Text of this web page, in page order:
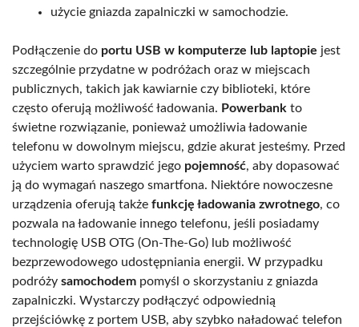
użycie gniazda zapalniczki w samochodzie.
Podłączenie do portu USB w komputerze lub laptopie jest
szczególnie przydatne w podróżach oraz w miejscach
publicznych, takich jak kawiarnie czy biblioteki, które
często oferują możliwość ładowania. Powerbank to
świetne rozwiązanie, ponieważ umożliwia ładowanie
telefonu w dowolnym miejscu, gdzie akurat jesteśmy. Przed
użyciem warto sprawdzić jego pojemność, aby dopasować
ją do wymagań naszego smartfona. Niektóre nowoczesne
urządzenia oferują także funkcję ładowania zwrotnego, co
pozwala na ładowanie innego telefonu, jeśli posiadamy
technologię USB OTG (On-The-Go) lub możliwość
bezprzewodowego udostępniania energii. W przypadku
podróży samochodem pomyśl o skorzystaniu z gniazda
zapalniczki. Wystarczy podłączyć odpowiednią
przejściówkę z portem USB, aby szybko naładować telefon